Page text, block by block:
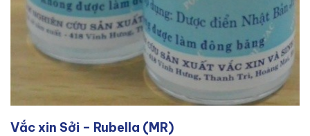
Vắc xin Sởi – Rubella (MR)